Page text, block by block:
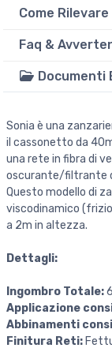
Come Rilevare
Faq &
Documenti
Sonia è una
il cassonetto da
una rete in fibra di
oscurante/filtrante
Questo modello di
viscodinamico
a 2m in altezza.
Dettagli:
Ingombro Totale:
Applicazione
Abbinamenti
Finitura Reti: